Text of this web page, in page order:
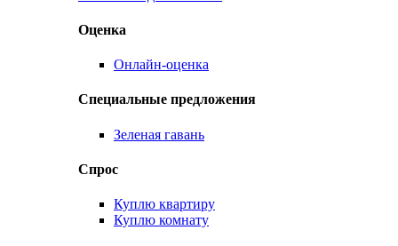
Оценка
Онлайн-оценка
Специальные предложения
Зеленая гавань
Спрос
Куплю квартиру
Куплю комнату